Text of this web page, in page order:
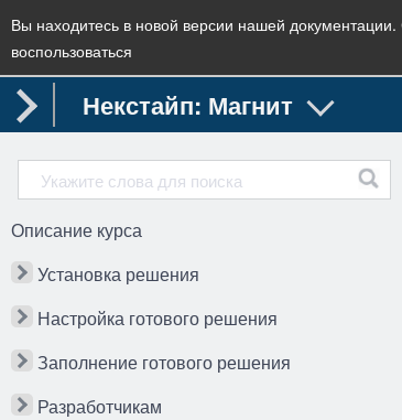
Вы находитесь в новой версии нашей
воспользоваться
Некстайп: Магнит
Описание курса
Установка решения
Настройка готового решения
Заполнение готового решения
Разработчикам